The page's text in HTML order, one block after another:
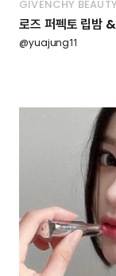
GIVENCHY BEAUTY
로즈 퍼펙토 립밤
@yuajung11